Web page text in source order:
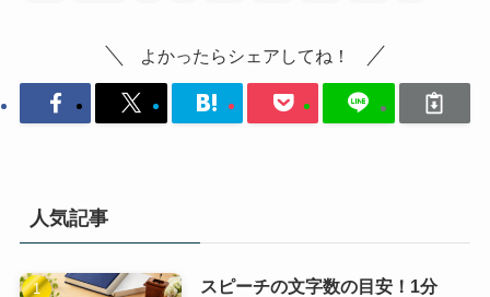
よかったらシェアしてね！
人気記事
スピーチの文字数の目安！1分